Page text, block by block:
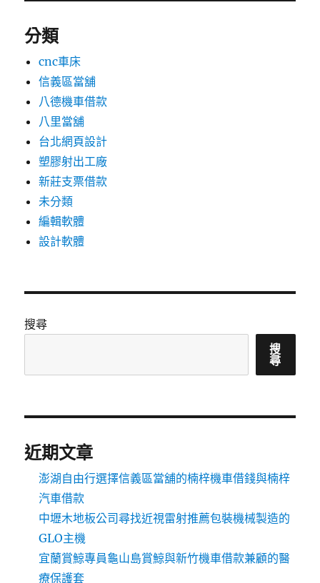
分類
cnc車床
信義區當舖
八德機車借款
八里當舖
台北網頁設計
塑膠射出工廠
新莊支票借款
未分類
編輯軟體
設計軟體
搜尋
搜
尋
近期文章
澎湖自由行選擇信義區當舖的楠梓機車借錢與楠梓
汽車借款
中壢木地板公司尋找近視雷射推薦包裝機械製造的
GLO主機
宜蘭賞鯨專員龜山島賞鯨與新竹機車借款兼顧的醫
療保護套